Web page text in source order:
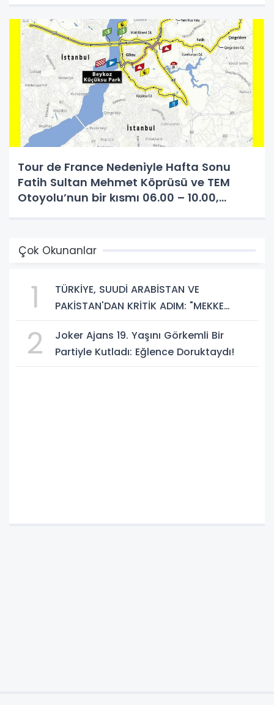
Tour de France Nedeniyle Hafta Sonu
Fatih Sultan Mehmet Köprüsü ve TEM
Otoyolu’nun bir kısmı 06.00 – 10.00,
Trafiğe Kapatılacak
Çok Okunanlar
1
TÜRKİYE, SUUDİ ARABİSTAN VE
PAKİSTAN'DAN KRİTİK ADIM: "MEKKE
2
Joker Ajans 19. Yaşını Görkemli Bir
Partiyle Kutladı: Eğlence Doruktaydı!